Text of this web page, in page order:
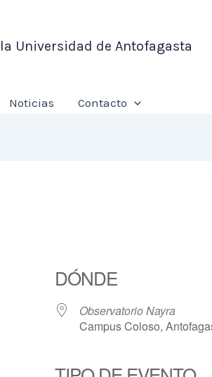
Universidad de Antofagasta
Noticias Contacto
DÓNDE
Observatorio Nayra
Campus Coloso,